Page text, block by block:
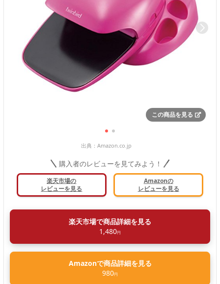
この商品を見る
出典： Amazon.co.jp
購入者のレビューを見てみよう！
楽天市場の
レビューを見る
Amazonの
レビューを見る
楽天市場で商品詳細を見る
1,480円
Amazonで商品詳細を見る
980円